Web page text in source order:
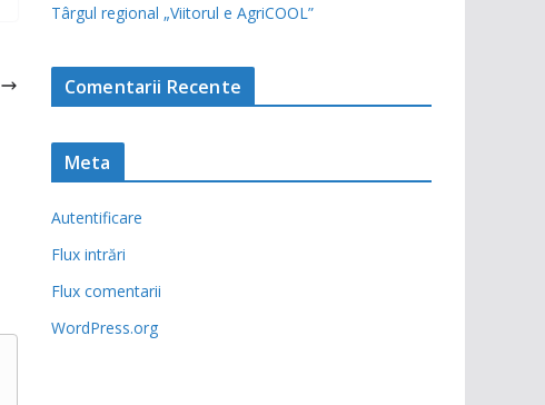
Târgul regional „Viitorul e AgriCOOL”
Comentarii Recente
Meta
Autentificare
Flux intrări
Flux comentarii
WordPress.org